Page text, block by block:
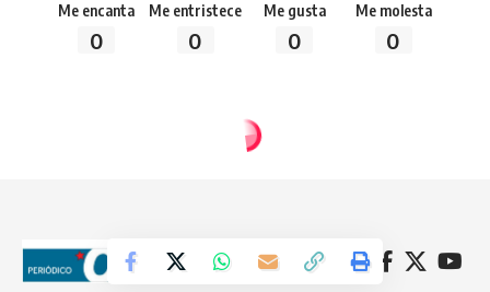
Me encanta
0
Me entristece
0
Me gusta
0
Me molesta
0
Síguenos